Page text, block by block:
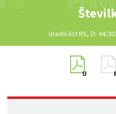
Uradni list RS, št. 44/